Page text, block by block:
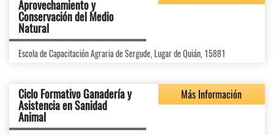
Aprovechamiento y
Conservación del Medio
Natural
Escola de Capacitación Agraria de Sergude, Lugar de Quián, 15881
Ciclo Formativo Ganadería y
Asistencia en Sanidad
Animal
Más Información